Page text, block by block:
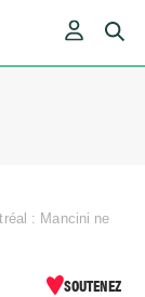
: Mancini ne
SOUTENEZ